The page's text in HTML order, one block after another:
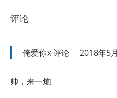
评论
俺爱你x评论 2018年5
帅，来一炮